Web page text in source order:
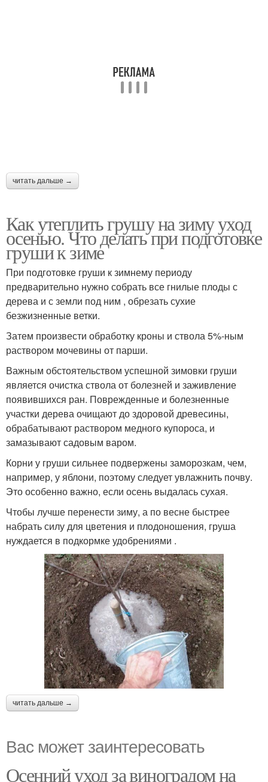
читать дальше →
Как утеплить грушу на зиму уход
осенью. Что делать при подготовке
груши к зиме
При подготовке груши к зимнему периоду
предварительно нужно собрать все гнилые плоды с
дерева и с земли под ним , обрезать сухие
безжизненные ветки.
Затем произвести обработку кроны и ствола 5%-ным
раствором мочевины от парши.
Важным обстоятельством успешной зимовки груши
является очистка ствола от болезней и заживление
появившихся ран. Поврежденные и болезненные
участки дерева очищают до здоровой древесины,
обрабатывают раствором медного купороса, и
замазывают садовым варом.
Корни у груши сильнее подвержены заморозкам, чем,
например, у яблони, поэтому следует увлажнить почву.
Это особенно важно, если осень выдалась сухая.
Чтобы лучше перенести зиму, а по весне быстрее
набрать силу для цветения и плодоношения, груша
нуждается в подкормке удобрениями .
читать дальше →
Вас может заинтересовать
Осенний уход за виноградом на